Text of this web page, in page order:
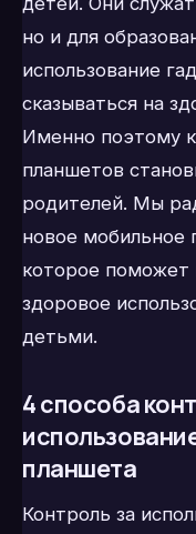
но и для
использование
сказываться на
Именно поэтому
планшетов
родителей. Мы
новое мобильное
которое поможет
здоровое
детьми.
4 способа
планшета
Контроль за